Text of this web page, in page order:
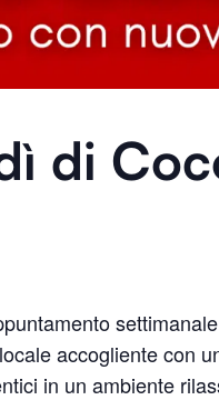
di
accogliente con
in un ambiente